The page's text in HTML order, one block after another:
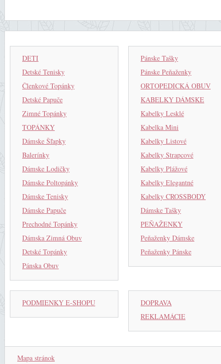
DETI
Detské Tenisky
Členkové Topánky
Detské Papuče
Zimné Topánky
TOPÁNKY
Dámske Šľapky
Balerínky
Dámske Lodičky
Dámske Poltopánky
Dámske Tenisky
Dámske Papuče
Prechodné Topánky
Dámska Zimná Obuv
Detské Topánky
Pánska Obuv
Pánske Tašky
Pánske Peňaženky
ORTOPEDICKÁ OBUV
KABELKY DÁMSKE
Kabelky Lesklé
Kabelka Mini
Kabelky Listové
Kabelky Strapcové
Kabelky Plážové
Kabelky Elegantné
Kabelky CROSSBODY
Dámske Tašky
PEŇAŽENKY
Peňaženky Dámske
Peňaženky Pánske
PODMIENKY E-SHOPU
DOPRAVA
REKLAMÁCIE
Mapa stránok